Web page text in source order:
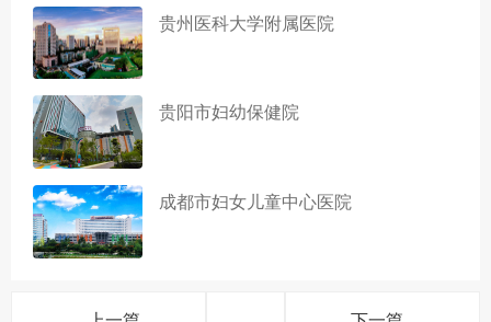
贵州医科大学附属医院
贵阳市妇幼保健院
成都市妇女儿童中心医院